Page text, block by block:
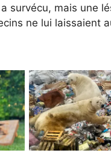
survécu, mais une
ne lui laissaient